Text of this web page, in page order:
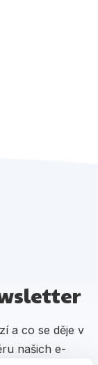
a co se děje v
našich e-